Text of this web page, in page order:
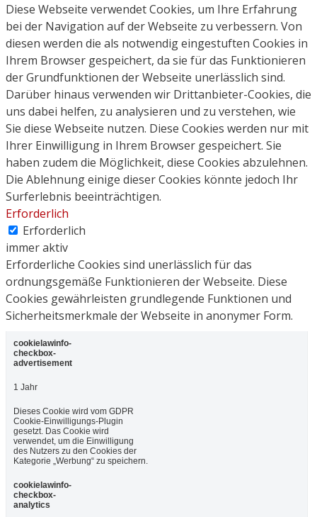
Diese Webseite verwendet Cookies, um Ihre Erfahrung
bei der Navigation auf der Webseite zu verbessern. Von
diesen werden die als notwendig eingestuften Cookies in
Ihrem Browser gespeichert, da sie für das Funktionieren
der Grundfunktionen der Webseite unerlässlich sind.
Darüber hinaus verwenden wir Drittanbieter-Cookies, die
uns dabei helfen, zu analysieren und zu verstehen, wie
Sie diese Webseite nutzen. Diese Cookies werden nur mit
Ihrer Einwilligung in Ihrem Browser gespeichert. Sie
haben zudem die Möglichkeit, diese Cookies abzulehnen.
Die Ablehnung einige dieser Cookies könnte jedoch Ihr
Surferlebnis beeinträchtigen.
Erforderlich
Erforderlich
immer aktiv
Erforderliche Cookies sind unerlässlich für das
ordnungsgemäße Funktionieren der Webseite. Diese
Cookies gewährleisten grundlegende Funktionen und
Sicherheitsmerkmale der Webseite in anonymer Form.
cookielawinfo-
checkbox-
advertisement
1 Jahr
Dieses Cookie wird vom GDPR
Cookie-Einwilligungs-Plugin
gesetzt. Das Cookie wird
verwendet, um die Einwilligung
des Nutzers zu den Cookies der
Kategorie „Werbung“ zu speichern.
cookielawinfo-
checkbox-
analytics